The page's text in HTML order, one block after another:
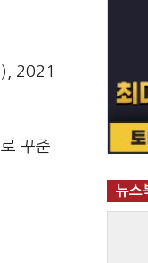
2021
꾸준
뉴스